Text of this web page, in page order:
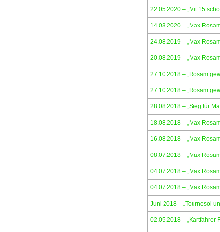
22.05.2020 – „Mit 15
14.03.2020 – „Max
24.08.2019 – „Max
20.08.2019 – „Max
27.10.2018 – „Rosam
27.10.2018 – „Rosam
28.08.2018 – „Sieg für
18.08.2018 – „Max
16.08.2018 – „Max
08.07.2018 – „Max
04.07.2018 – „Max
04.07.2018 – „Max
Juni 2018 – „Tournesol
02.05.2018 – „Kartfahrer